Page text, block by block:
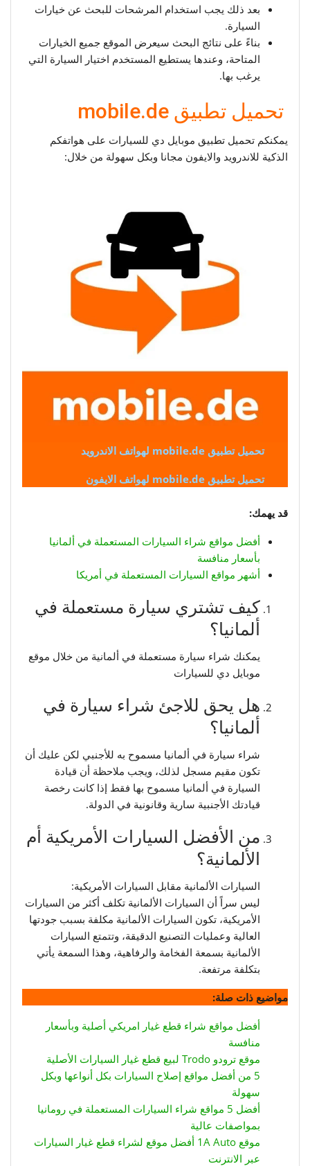
بعد ذلك يجب استخدام المرشحات للبحث عن خيارات
السيارة.
بناءً على نتائج البحث سيعرض الموقع جميع الخيارات
المتاحة، وعندها يستطيع المستخدم اختيار السيارة التي
يرغب بها.
تحميل تطبيق mobile.de
يمكنكم تحميل تطبيق موبايل دي للسيارات على هواتفكم
الذكية للاندرويد والايفون مجانا وبكل سهولة من خلال:
تحميل تطبيق mobile.de لهواتف الاندرويد
تحميل تطبيق mobile.de لهواتف الايفون
قد يهمك:
أفضل مواقع شراء السيارات المستعملة في ألمانيا
بأسعار منافسة
أشهر مواقع السيارات المستعملة في أمريكا
كيف تشتري سيارة مستعملة في
ألمانيا؟
يمكنك شراء سيارة مستعملة في ألمانية من خلال موقع
موبايل دي للسيارات
هل يحق للاجئ شراء سيارة في
ألمانيا؟
شراء سيارة في ألمانيا مسموح به للأجنبي لكن عليك أن
تكون مقيم مسجل لذلك، ويجب ملاحظة أن قيادة
السيارة في ألمانيا مسموح بها فقط إذا كانت رخصة
قيادتك الأجنبية سارية وقانونية في الدولة.
من الأفضل السيارات الأمريكية أم
الألمانية؟
السيارات الألمانية مقابل السيارات الأمريكية:
ليس سراً أن السيارات الألمانية تكلف أكثر من السيارات
الأمريكية، تكون السيارات الألمانية مكلفة بسبب جودتها
العالية وعمليات التصنيع الدقيقة، وتتمتع السيارات
الألمانية بسمعة الفخامة والرفاهية، وهذا السمعة يأتي
بتكلفة مرتفعة.
مواضيع ذات صلة:
أفضل مواقع شراء قطع غيار امريكي أصلية وبأسعار
منافسة
موقع ترودو Trodo لبيع قطع غيار السيارات الأصلية
5 من أفضل مواقع إصلاح السيارات بكل أنواعها وبكل
سهولة
أفضل 5 مواقع شراء السيارات المستعملة في رومانيا
بمواصفات عالية
موقع 1A Auto أفضل موقع لشراء قطع غيار السيارات
عبر الانترنت